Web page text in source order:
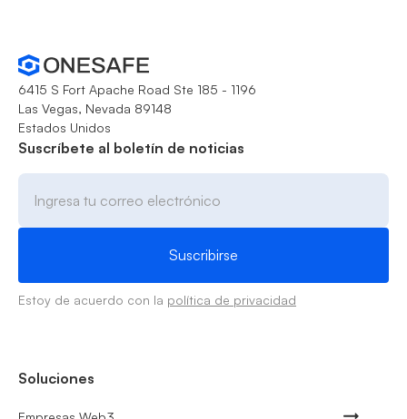
6415 S Fort Apache Road Ste 185 - 1196
Las Vegas, Nevada 89148
Estados Unidos
Suscríbete al boletín de noticias
Estoy de acuerdo con la política de privacidad
Soluciones